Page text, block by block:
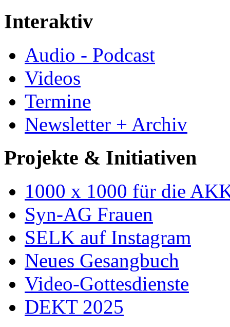
Interaktiv
Audio - Podcast
Videos
Termine
Newsletter + Archiv
Projekte & Initiativen
1000 x 1000 für die
Syn-AG Frauen
SELK auf Instagram
Neues Gesangbuch
Video-Gottesdienste
DEKT 2025